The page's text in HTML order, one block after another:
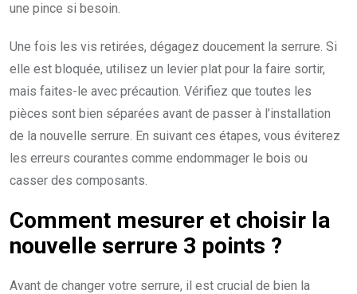
une pince si besoin.
Une fois les vis retirées, dégagez doucement la serrure. Si
elle est bloquée, utilisez un levier plat pour la faire sortir,
mais faites-le avec précaution. Vérifiez que toutes les
pièces sont bien séparées avant de passer à l’installation
de la nouvelle serrure. En suivant ces étapes, vous éviterez
les erreurs courantes comme endommager le bois ou
casser des composants.
Comment mesurer et choisir la
nouvelle serrure 3 points ?
Avant de changer votre serrure, il est crucial de bien la